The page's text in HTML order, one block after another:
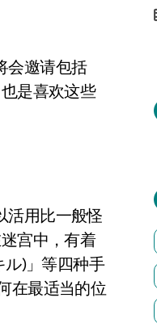
会邀请包括
是喜欢这些
用比一般怪
宫中，有着
)」等四种手
在最适当的位